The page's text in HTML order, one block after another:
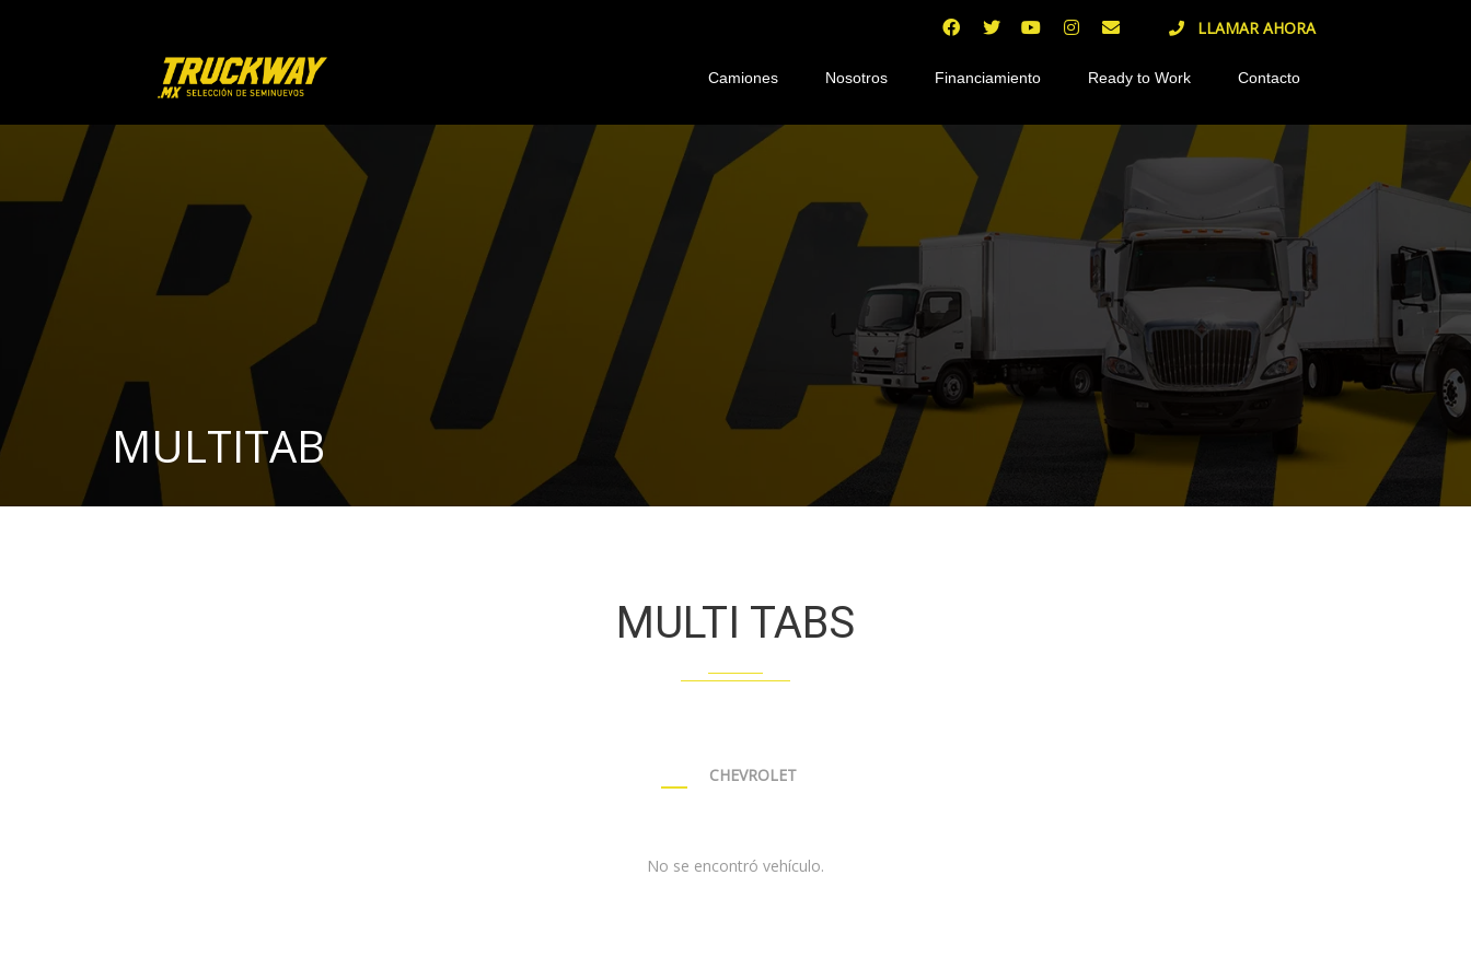
LLAMAR AHORA
Camiones Nosotros Financiamiento Ready to Work Contacto
MULTITAB
MULTI TABS
CHEVROLET
No se encontró vehículo.